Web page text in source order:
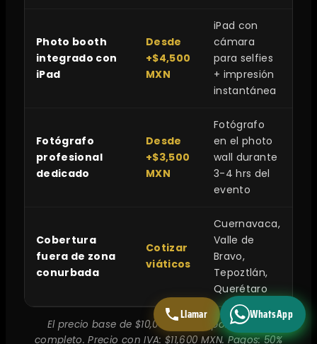
Photo booth
integrado con
iPad
Desde
+$4,500
MXN
iPad con
cámara
para selfies
+ impresión
instantánea
Fotógrafo
profesional
dedicado
Desde
+$3,500
MXN
Fotógrafo
en el photo
wall durante
3-4 hrs del
evento
Cobertura
fuera de zona
conurbada
Cotizar
viáticos
Cuernavaca,
Valle de
Bravo,
Tepoztlán,
Querétaro
El precio base de $10,000 MXN es por servicio
completo. Precio con IVA: $11,600 MXN. Pagos: 50%
Llamar WhatsApp